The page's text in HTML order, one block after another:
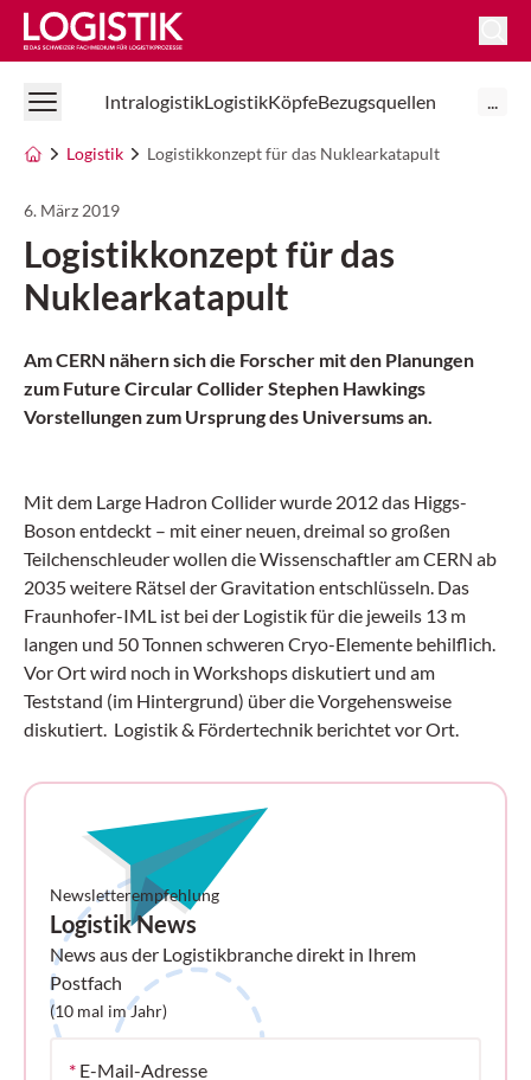
Logistik Online
IntralogistikLogistikKöpfeBezugsquellen ...
Logistik Logistikkonzept für das Nuklearkatapult
6. März 2019
Logistikkonzept für das
Nuklearkatapult
Am CERN nähern sich die Forscher mit den Planungen
zum Future Circular Collider Stephen Hawkings
Vorstellungen zum Ursprung des Universums an.
Mit dem Large Hadron Collider wurde 2012 das Higgs-
Boson entdeckt – mit einer neuen, dreimal so großen
Teilchenschleuder wollen die Wissenschaftler am CERN ab
2035 weitere Rätsel der Gravitation entschlüsseln. Das
Fraunhofer-IML ist bei der Logistik für die jeweils 13 m
langen und 50 Tonnen schweren Cryo-Elemente behilflich.
Vor Ort wird noch in Workshops diskutiert und am
Teststand (im Hintergrund) über die Vorgehensweise
diskutiert. Logistik & Fördertechnik berichtet vor Ort.
Newsletterempfehlung
Logistik News
News aus der Logistikbranche direkt in Ihrem
Postfach
(10 mal im Jahr)
* E-Mail-Adresse